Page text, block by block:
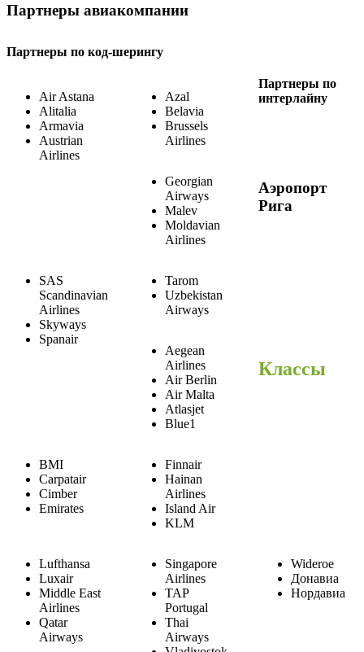
Партнеры авиакомпании
Партнеры по код-шерингу
Air Astana
Alitalia
Armavia
Austrian
Airlines
Azal
Belavia
Brussels
Airlines
Georgian
Airways
Malev
Moldavian
Airlines
SAS
Scandinavian
Airlines
Skyways
Spanair
Tarom
Uzbekistan
Airways
Партнеры по
интерлайну
Aegean
Airlines
Air Berlin
Air Malta
Atlasjet
Blue1
BMI
Carpatair
Cimber
Emirates
Finnair
Hainan
Airlines
Island Air
KLM
Lufthansa
Luxair
Middle East
Airlines
Qatar
Airways
Singapore
Airlines
TAP
Portugal
Thai
Airways
Wideroe
Донавиа
Нордавиа
Аэропорт
Рига
Классы